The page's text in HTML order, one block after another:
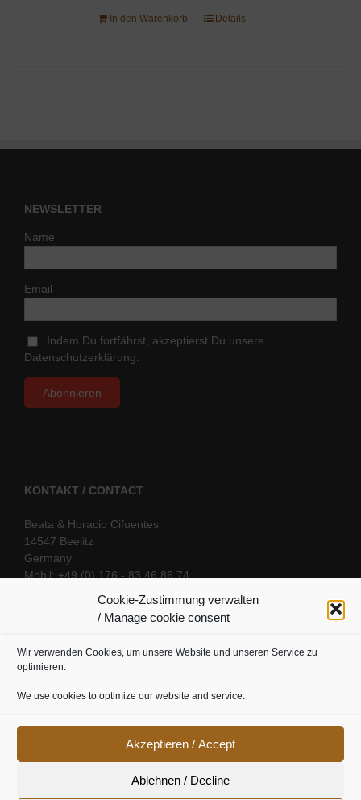
Cookie-Zustimmung verwalten
/ Manage cookie consent
Wir verwenden Cookies, um unsere Website und unseren Service zu
optimieren.
We use cookies to optimize our website and service.
Akzeptieren / Accept
Ablehnen / Decline
In den Warenkorb Details
NEWSLETTER
Name
Email
Indem Du fortfährst, akzeptierst Du unsere
Datenschutzerklärung.
KONTAKT / CONTACT
Beata & Horacio Cifuentes
14547 Beelitz
Germany
Mobil: +49 (0) 176 - 83 46 86 74
SOCIAL LINKS